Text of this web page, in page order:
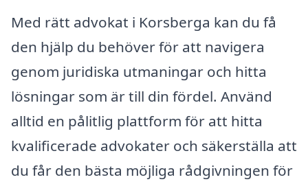
Med rätt advokat i Korsberga kan du få
den hjälp du behöver för att navigera
genom juridiska utmaningar och hitta
lösningar som är till din fördel. Använd
alltid en pålitlig plattform för att hitta
kvalificerade advokater och säkerställa att
du får den bästa möjliga rådgivningen för